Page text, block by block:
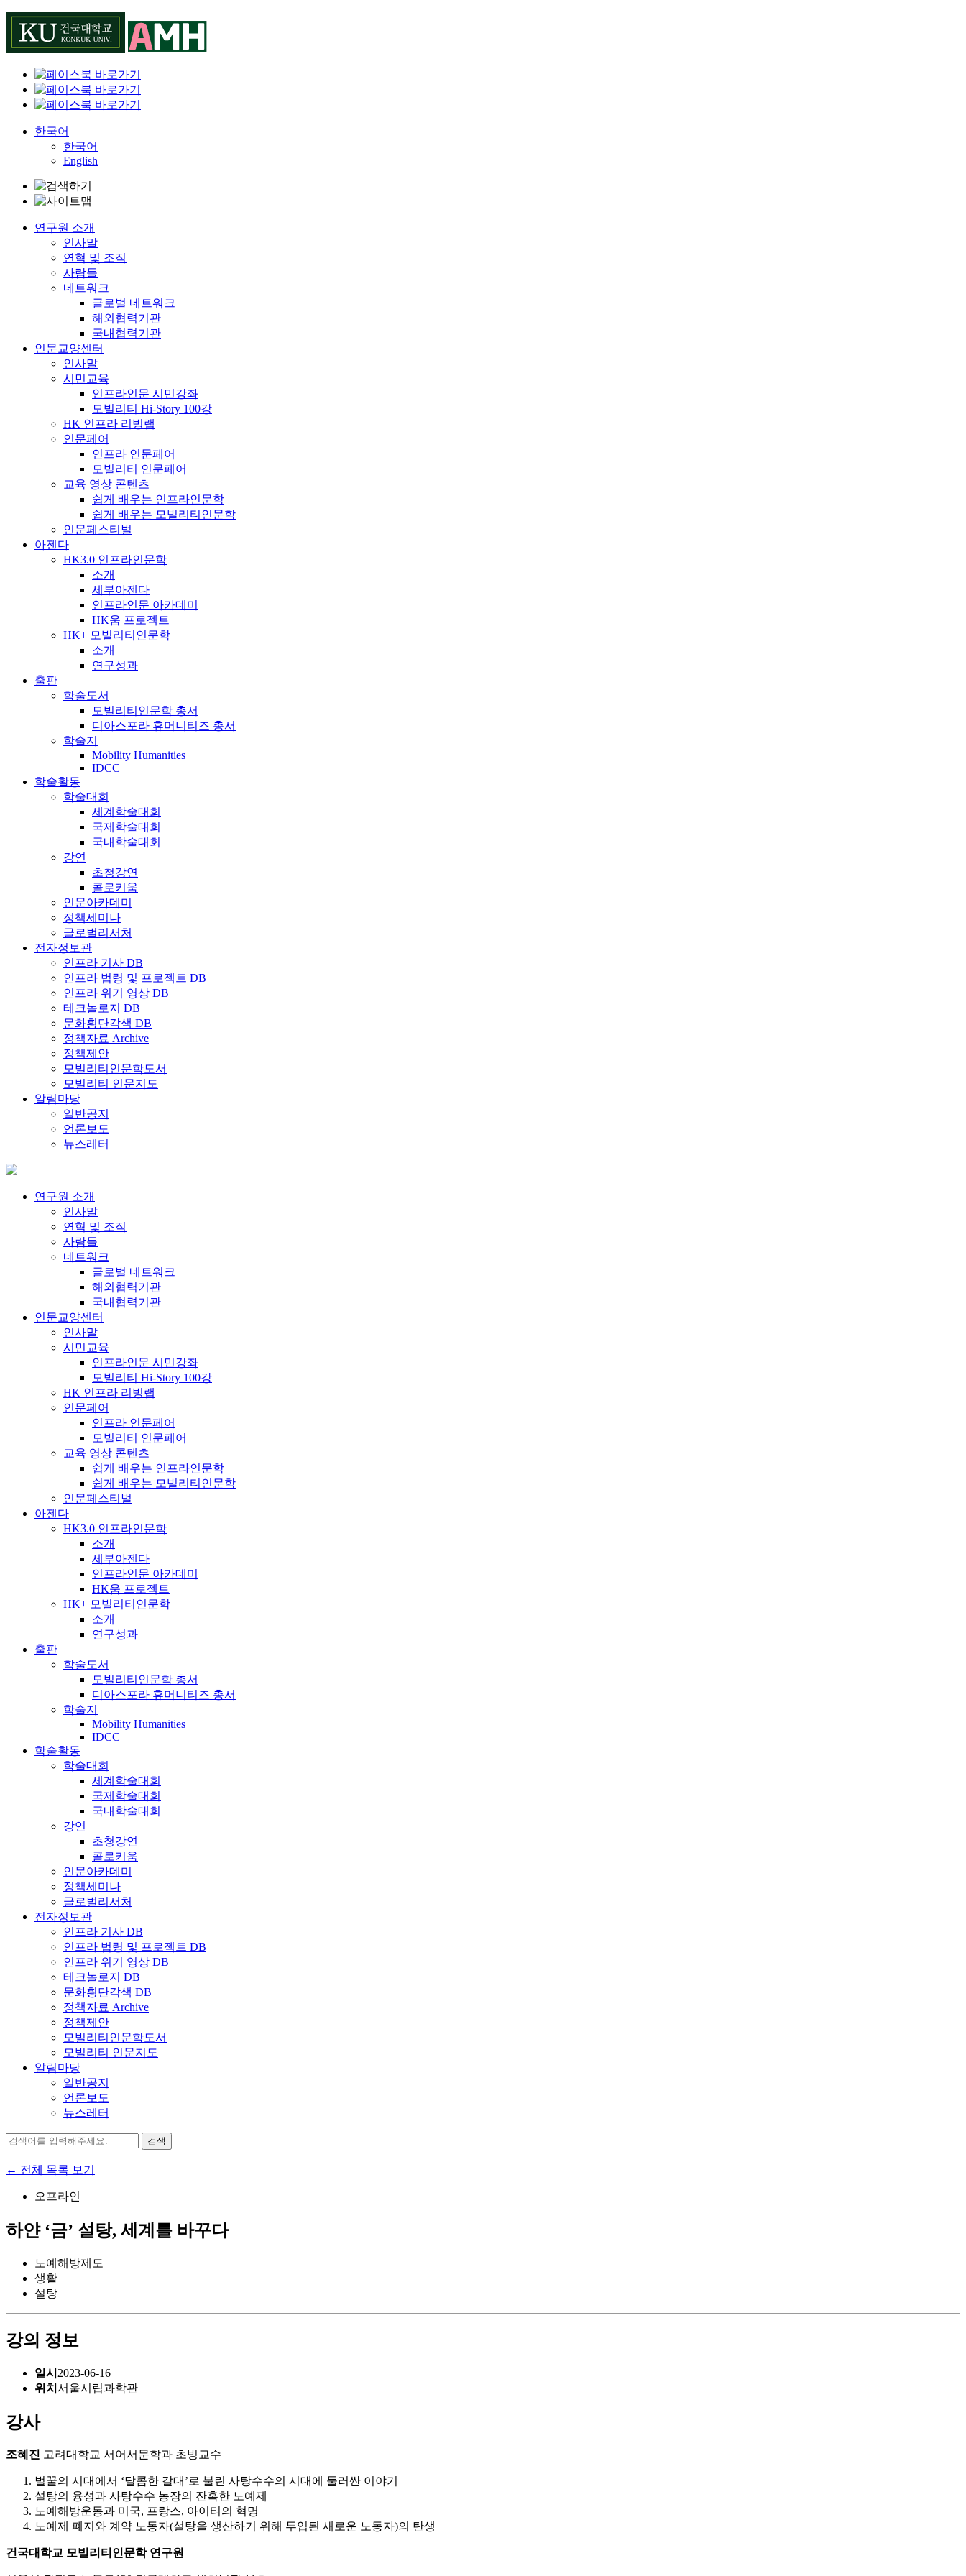
Skip
content
한국어
한국어
English
연구원 소개
인사말
연혁 및 조직
사람들
네트워크
글로벌 네트워크
해외협력기관
국내협력기관
인문교양센터
인사말
시민교육
인프라인문 시민강좌
모빌리티 Hi-Story 100강
HK 인프라 리빙랩
인문페어
인프라 인문페어
모빌리티 인문페어
교육 영상 콘텐츠
쉽게 배우는 인프라인문학
쉽게 배우는 모빌리티인문학
인문페스티벌
아젠다
HK3.0 인프라인문학
소개
세부아젠다
인프라인문 아카데미
HK움 프로젝트
HK+ 모빌리티인문학
소개
연구성과
출판
학술도서
모빌리티인문학 총서
디아스포라 휴머니티즈 총서
학술지
Mobility Humanities
IDCC
학술활동
학술대회
세계학술대회
국제학술대회
국내학술대회
강연
초청강연
콜로키움
인문아카데미
정책세미나
글로벌리서처
전자정보관
인프라 기사 DB
인프라 법령 및 프로젝트 DB
인프라 위기 영상 DB
테크놀로지 DB
문화횡단각색 DB
정책자료 Archive
정책제안
모빌리티인문학도서
모빌리티 인문지도
알림마당
일반공지
언론보도
뉴스레터
연구원 소개
인사말
연혁 및 조직
사람들
네트워크
글로벌 네트워크
해외협력기관
국내협력기관
인문교양센터
인사말
시민교육
인프라인문 시민강좌
모빌리티 Hi-Story 100강
HK 인프라 리빙랩
인문페어
인프라 인문페어
모빌리티 인문페어
교육 영상 콘텐츠
쉽게 배우는 인프라인문학
쉽게 배우는 모빌리티인문학
인문페스티벌
아젠다
HK3.0 인프라인문학
소개
세부아젠다
인프라인문 아카데미
HK움 프로젝트
HK+ 모빌리티인문학
소개
연구성과
출판
학술도서
모빌리티인문학 총서
디아스포라 휴머니티즈 총서
학술지
Mobility Humanities
IDCC
학술활동
학술대회
세계학술대회
국제학술대회
국내학술대회
강연
초청강연
콜로키움
인문아카데미
정책세미나
글로벌리서처
전자정보관
인프라 기사 DB
인프라 법령 및 프로젝트 DB
인프라 위기 영상 DB
테크놀로지 DB
문화횡단각색 DB
정책자료 Archive
정책제안
모빌리티인문학도서
모빌리티 인문지도
알림마당
일반공지
언론보도
뉴스레터
검
← 전체 목록 보기
오프라인
하얀 ‘금’ 설탕, 세계를 바꾸다
노예해방제도
생활
설탕
강의 정보
일시 2023-06-16
위치 서울시립과학관
강사
조혜진 고려대학교 서어서문학과 초빙교수
벌꿀의 시대에서 ‘달콤한 갈대’로 불린 사탕수수의 시대에 둘러싼 이야기
설탕의 융성과 사탕수수 농장의 잔혹한 노예제
노예해방운동과 미국, 프랑스, 아이티의 혁명
노예제 폐지와 계약 노동자(설탕을 생산하기 위해 투입된 새로운 노동자)의 탄생
건국대학교 모빌리티인문학 연구원